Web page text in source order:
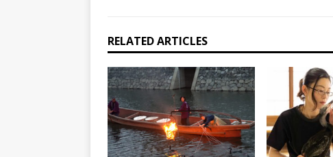
RELATED ARTICLES